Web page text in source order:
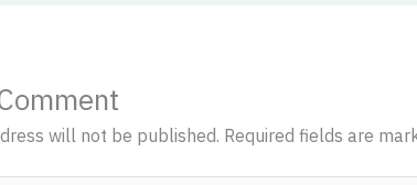
will not be published. Required fields are